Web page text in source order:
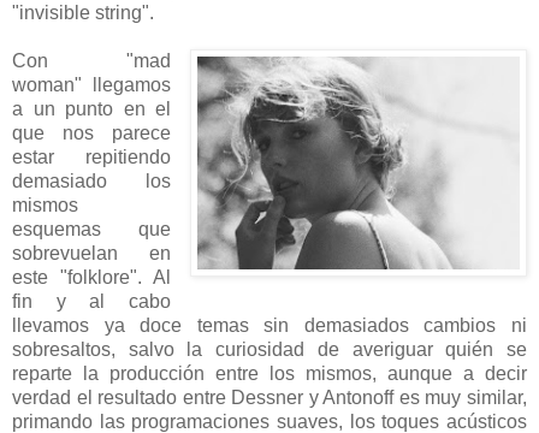
"invisible string".
Con "mad
woman" llegamos
a un punto en el
que nos parece
estar repitiendo
demasiado los
mismos
esquemas que
sobrevuelan en
este "folklore". Al
fin y al cabo
llevamos ya doce temas sin demasiados cambios ni
sobresaltos, salvo la curiosidad de averiguar quién se
reparte la producción entre los mismos, aunque a decir
verdad el resultado entre Dessner y Antonoff es muy similar,
primando las programaciones suaves, los toques acústicos